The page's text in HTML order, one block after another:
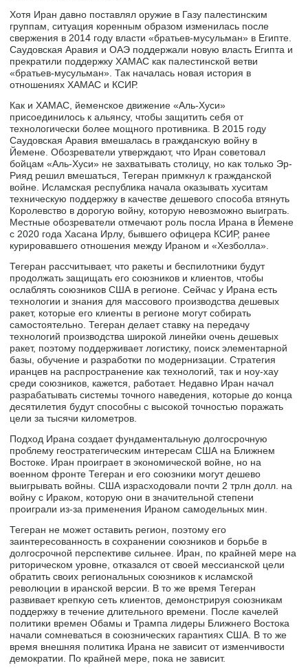
Хотя Иран давно поставлял оружие в Газу палестинским
группам, ситуация коренным образом изменилась после
свержения в 2014 году власти «братьев-мусульман» в Египте.
Саудовская Аравия и ОАЭ поддержали новую власть Египта и
прекратили поддержку ХАМАС как палестинской ветви
«братьев-мусульман». Так началась новая история в
отношениях ХАМАС и КСИР.
Как и ХАМАС, йеменское движение «Аль-Хуси»
присоединилось к альянсу, чтобы защитить себя от
технологически более мощного противника. В 2015 году
Саудовская Аравия вмешалась в гражданскую войну в
Йемене. Обозреватели утверждают, что Иран советовал
бойцам «Аль-Хуси» не захватывать столицу, но как только Эр-
Рияд решил вмешаться, Тегеран примкнул к гражданской
войне. Исламская республика начала оказывать хуситам
техническую поддержку в качестве дешевого способа втянуть
Королевство в дорогую войну, которую невозможно выиграть.
Местные обозреватели отмечают роль посла Ирана в Йемене
с 2020 года Хасана Ирлу, бывшего офицера КСИР, ранее
курировавшего отношения между Ираном и «Хезболла».
Тегеран рассчитывает, что ракеты и беспилотники будут
продолжать защищать его союзников и клиентов, чтобы
ослаблять союзников США в регионе. Сейчас у Ирана есть
технологии и знания для массового производства дешевых
ракет, которые его клиенты в регионе могут собирать
самостоятельно. Тегеран делает ставку на передачу
технологий производства широкой линейки очень дешевых
ракет, поэтому поддерживает логистику, поиск элементарной
базы, обучение и разработки по модернизации. Стратегия
иранцев на распространение как технологий, так и ноу-хау
среди союзников, кажется, работает. Недавно Иран начал
разрабатывать системы точного наведения, которые до конца
десятилетия будут способны с высокой точностью поражать
цели за тысячи километров.
Подход Ирана создает фундаментальную долгосрочную
проблему геостратегическим интересам США на Ближнем
Востоке. Иран проиграет в экономической войне, но на
военном фронте Тегеран и его союзники могут дешево
выигрывать войны. США израсходовали почти 2 трлн долл. на
войну с Ираком, которую они в значительной степени
проиграли из-за применения Ираном самодельных мин.
Тегеран не может оставить регион, поэтому его
заинтересованность в сохранении союзников и борьбе в
долгосрочной перспективе сильнее. Иран, по крайней мере на
риторическом уровне, отказался от своей мессианской цели
обратить своих региональных союзников к исламской
революции в иранской версии. В то же время Тегеран
развивает крепкую сеть клиентов, демонстрируя союзникам
поддержку в течение длительного времени. После качелей
политики времен Обамы и Трампа лидеры Ближнего Востока
начали сомневаться в союзнических гарантиях США. В то же
время внешняя политика Ирана не зависит от изменчивости
демократии. По крайней мере, пока не зависит.